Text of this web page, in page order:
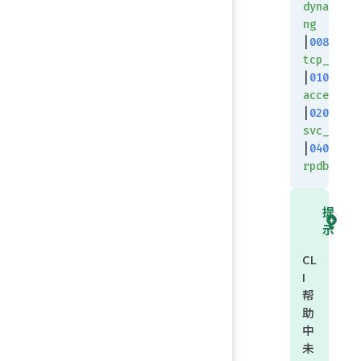
ng
svc_dup
rpdb_dup
提
示
CL
I
帮
助
中
未